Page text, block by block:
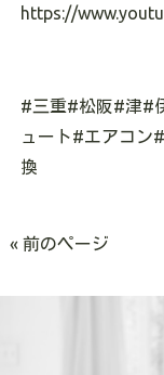
https://
#三重#松阪#津#
ュート#エアコン
換
« 前のページ